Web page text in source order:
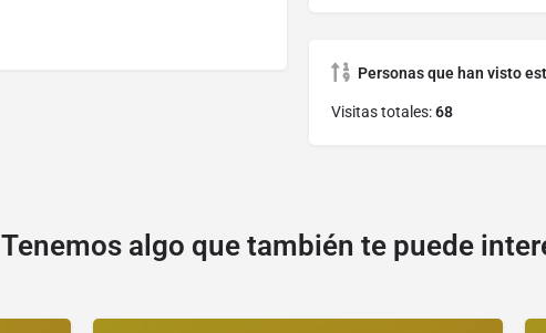
Personas que han visto
Visitas totales:68
Tenemos algo que también te puede